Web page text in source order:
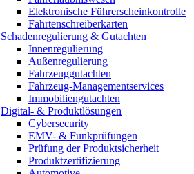
Elektronische Führerscheinkontrolle
Fahrtenschreiberkarten
Schadenregulierung & Gutachten
Innenregulierung
Außenregulierung
Fahrzeuggutachten
Fahrzeug-Managementservices
Immobiliengutachten
Digital- & Produktlösungen
Cybersecurity
EMV- & Funkprüfungen
Prüfung der Produktsicherheit
Produktzertifizierung